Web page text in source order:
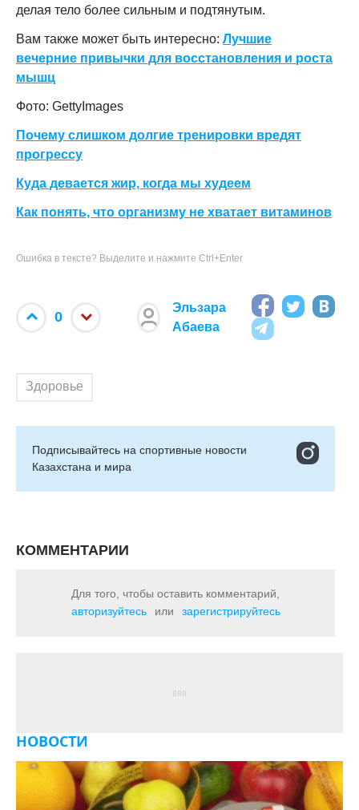
делая тело более сильным и подтянутым.
Вам также может быть интересно: Лучшие
вечерние привычки для восстановления и роста
мышц
Фото: GettyImages
Почему слишком долгие тренировки вредят
прогрессу
Куда девается жир, когда мы худеем
Как понять, что организму не хватает витаминов
Ошибка в тексте? Выделите и нажмите Ctrl+Enter
0
Эльзара
Абаева
Здоровье
Подписывайтесь на cпортивные новости
Казахстана и мира
КОММЕНТАРИИ
Для того, чтобы оставить комментарий,
авторизуйтесь
или зарегистрируйтесь
НОВОСТИ